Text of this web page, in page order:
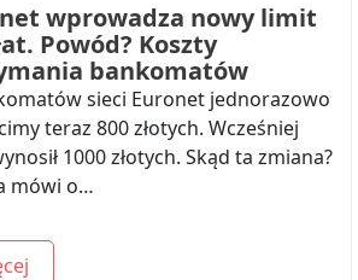
wprowadza nowy limit
Powód? Koszty
bankomatów
sieci Euronet jednorazowo
teraz 800 złotych. Wcześniej
1000 złotych. Skąd ta zmiana?
mówi o…